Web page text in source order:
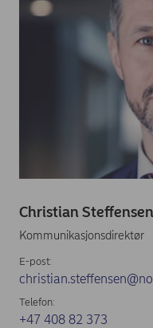
Christian Steffensen
Kommunikasjonsdirektør
E-post:
Telefon:
+47 408 82 373